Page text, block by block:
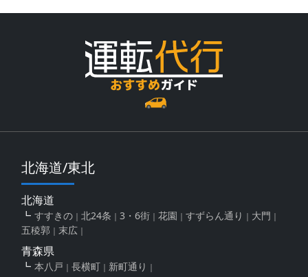
北海道/東北
北海道
すすきの 北24条 3・6街 花園 すずらん通り
大門
五稜郭
末広
青森県
本八戸 長横町 新町通り